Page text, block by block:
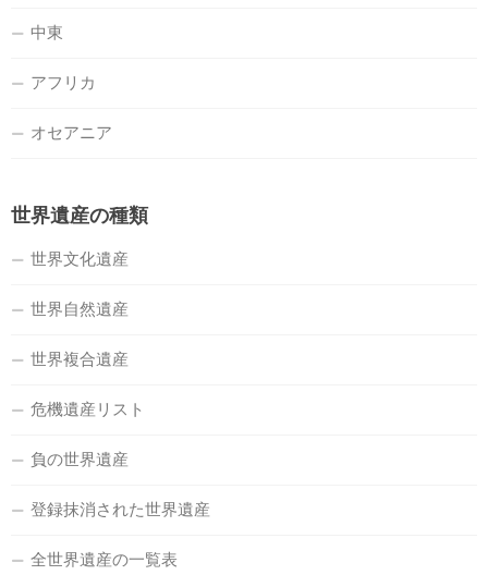
中東
アフリカ
オセアニア
世界遺産の種類
世界文化遺産
世界自然遺産
世界複合遺産
危機遺産リスト
負の世界遺産
登録抹消された世界遺産
全世界遺産の一覧表